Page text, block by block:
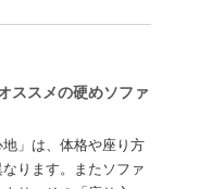
ススメの硬めソファ
」は、体格や座り方
ります。またソファ